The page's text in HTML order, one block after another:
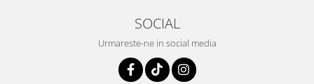
SOCIAL
Urmareste-ne in social media